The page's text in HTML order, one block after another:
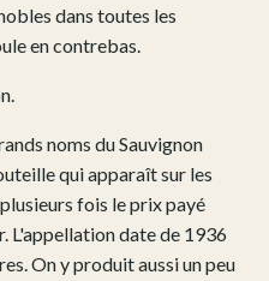
dans toutes les
en contrebas.
noms du Sauvignon
qui apparaît sur les
fois le prix payé
L'appellation date de 1936
On y produit aussi un peu